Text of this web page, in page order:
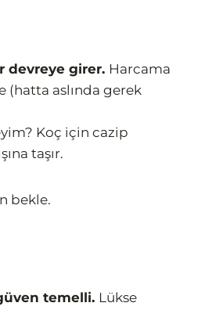
devreye girer. Harcama
(hatta aslında gerek
Koç için cazip
taşır.
bekle.
temelli. Lükse